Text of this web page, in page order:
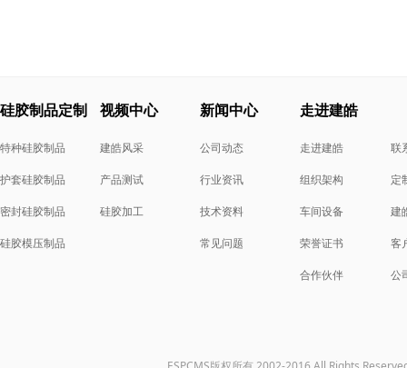
硅胶制品定制
特种硅胶制品
护套硅胶制品
密封硅胶制品
硅胶模压制品
视频中心
建皓风采
产品测试
硅胶加工
新闻中心
公司动态
行业资讯
技术资料
常见问题
走进建皓
走进建皓 联
组织架构 定
车间设备 建
荣誉证书 客
合作伙伴 公